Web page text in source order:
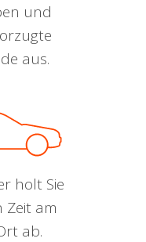
und
aus.
holt Sie
Zeit am
ab.